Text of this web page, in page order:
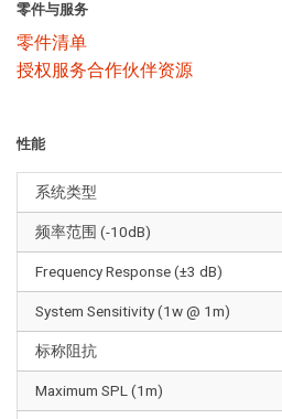
零件与服务
零件清单
授权服务合作伙伴资源
性能
系统类型
频率范围 (-10dB)
Frequency Response (±3 dB)
System Sensitivity (1w @ 1m)
标称阻抗
Maximum SPL (1m)